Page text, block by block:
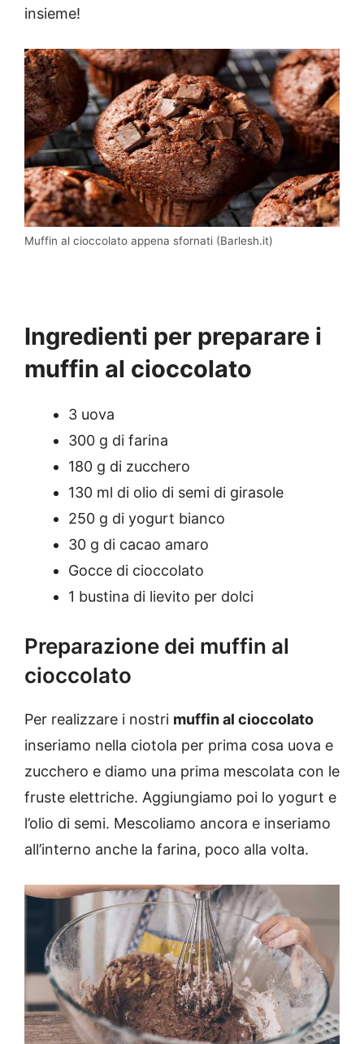
insieme!
Muffin al cioccolato appena sfornati (Barlesh.it)
Ingredienti per preparare i
muffin al cioccolato
3 uova
300 g di farina
180 g di zucchero
130 ml di olio di semi di girasole
250 g di yogurt bianco
30 g di cacao amaro
Gocce di cioccolato
1 bustina di lievito per dolci
Preparazione dei muffin al
cioccolato
Per realizzare i nostri muffin al cioccolato
inseriamo nella ciotola per prima cosa uova e
zucchero e diamo una prima mescolata con le
fruste elettriche. Aggiungiamo poi lo yogurt e
l’olio di semi. Mescoliamo ancora e inseriamo
all’interno anche la farina, poco alla volta.